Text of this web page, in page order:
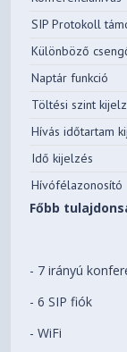
SIP Protokoll
Különböző
Naptár funkció
Töltési szint
Hívás időtartam
Idő kijelzés
Hívófélazonosító
Főbb
- 7 irányú
- 6 SIP fiók
- WiFi